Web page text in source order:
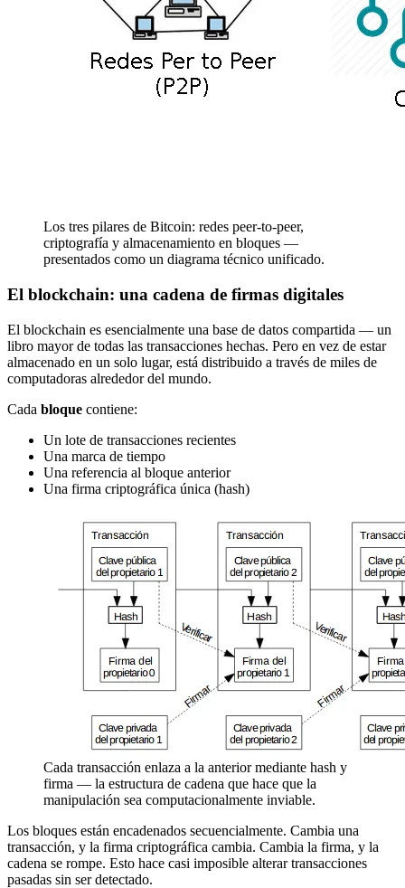
Los tres pilares de Bitcoin: redes peer-to-peer,
criptografía y almacenamiento en bloques —
presentados como un diagrama técnico unificado.
El blockchain: una cadena de firmas digitales
El blockchain es esencialmente una base de datos compartida — un
libro mayor de todas las transacciones hechas. Pero en vez de estar
almacenado en un solo lugar, está distribuido a través de miles de
computadoras alrededor del mundo.
Cada bloque contiene:
Un lote de transacciones recientes
Una marca de tiempo
Una referencia al bloque anterior
Una firma criptográfica única (hash)
Cada transacción enlaza a la anterior mediante hash y
firma — la estructura de cadena que hace que la
manipulación sea computacionalmente inviable.
Los bloques están encadenados secuencialmente. Cambia una
transacción, y la firma criptográfica cambia. Cambia la firma, y la
cadena se rompe. Esto hace casi imposible alterar transacciones
pasadas sin ser detectado.